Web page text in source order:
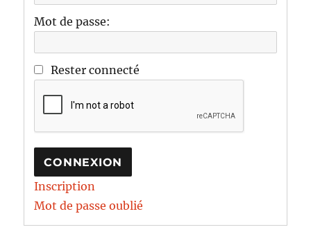
Mot de passe:
Rester connecté
CONNEXION
Inscription
Mot de passe oublié